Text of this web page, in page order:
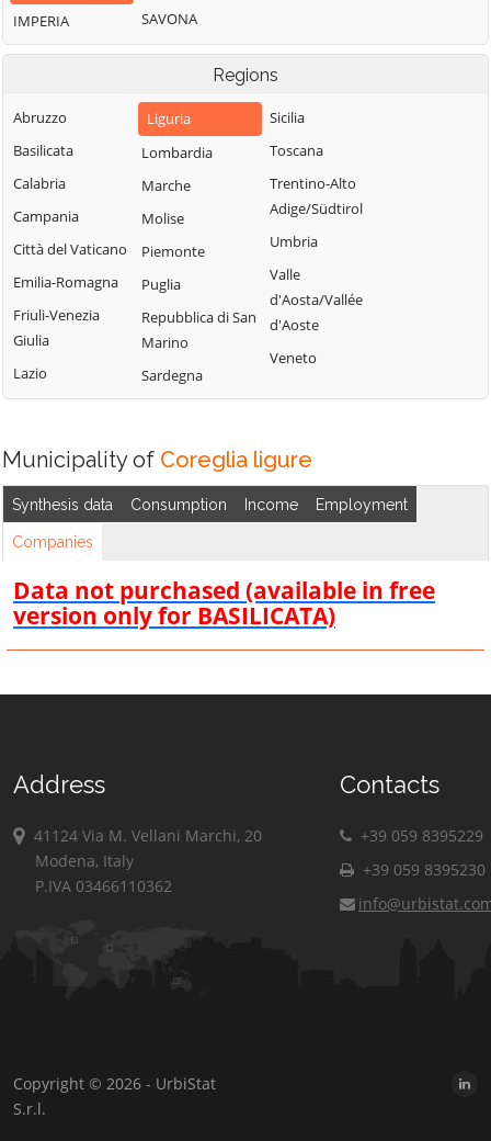
Chiavarese
Ceranesi
Cicagna
Cogoleto
Cogorno
Coreglia Ligure
Crocefieschi
Davagna
Fascia
Favale di Malvaro
Moneglia
Montebruno
Ne
Neirone
Orero
Pieve Ligure
Portofino
Propata
Rapallo
Sori
Tiglieto
Vobbia
Zoagli
IMPERIA
SAVONA
Regions
Abruzzo
Basilicata
Calabria
Campania
Città del Vaticano
Emilia-Romagna
Friuli-Venezia
Giulia
Lazio
Liguria
Lombardia
Marche
Molise
Piemonte
Puglia
Repubblica di San
Marino
Sardegna
Sicilia
Toscana
Trentino-Alto
Adige/Südtirol
Umbria
Valle
d'Aosta/Vallée
d'Aoste
Veneto
Municipality of Coreglia ligure
Synthesis data Consumption Income Employment
Companies
Data not purchased (available in free
version only for BASILICATA)
Address
41124 Via M. Vellani Marchi, 20
Modena, Italy
P.IVA 03466110362
Contacts
+39 059 8395229
+39 059 8395230
Copyright © 2026 - UrbiStat
S.r.l.